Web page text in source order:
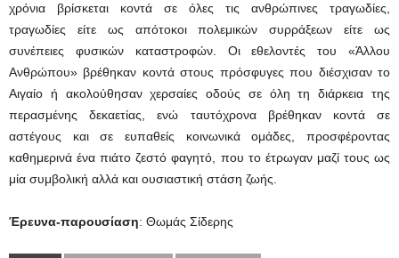
χρόνια βρίσκεται κοντά σε όλες τις ανθρώπινες τραγωδίες,
τραγωδίες είτε ως απότοκοι πολεμικών συρράξεων είτε ως
συνέπειες φυσικών καταστροφών. Οι εθελοντές του «Άλλου
Ανθρώπου» βρέθηκαν κοντά στους πρόσφυγες που διέσχισαν το
Αιγαίο ή ακολούθησαν χερσαίες οδούς σε όλη τη διάρκεια της
περασμένης δεκαετίας, ενώ ταυτόχρονα βρέθηκαν κοντά σε
αστέγους και σε ευπαθείς κοινωνικά ομάδες, προσφέροντας
καθημερινά ένα πιάτο ζεστό φαγητό, που το έτρωγαν μαζί τους ως
μία συμβολική αλλά και ουσιαστική στάση ζωής.
Έρευνα-παρουσίαση: Θωμάς Σίδερης